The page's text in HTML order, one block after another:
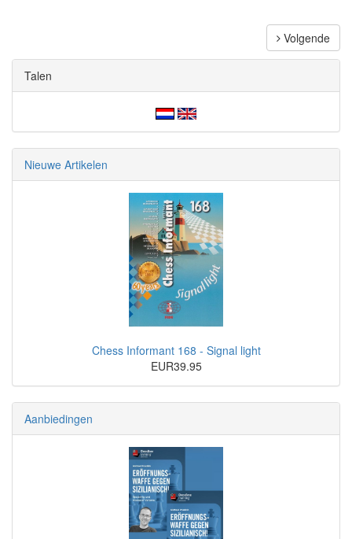
Volgende
Talen
Nieuwe Artikelen
Chess Informant 168 - Signal light
EUR39.95
Aanbiedingen